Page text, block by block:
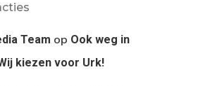
Team op Ook weg in
kiezen voor Urk!